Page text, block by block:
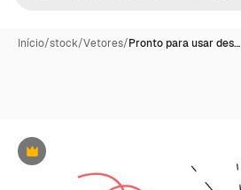
Início/stock/Vetores/Pronto para usar des…
Premium